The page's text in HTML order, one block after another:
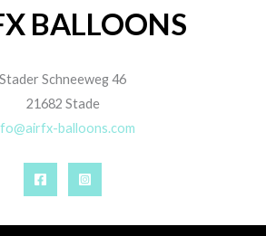
BALLOONS
Stader Schneeweg 46
21682 Stade
balloons.com